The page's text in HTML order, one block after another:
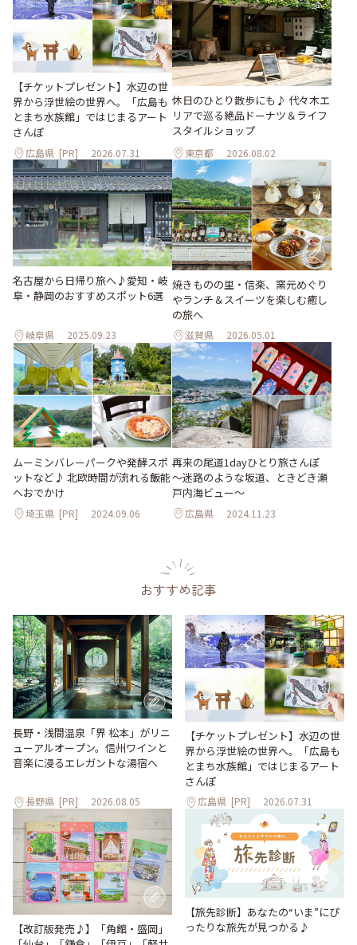
【チケットプレゼント】水辺の世
界から浮世絵の世界へ。「広島も
とまち水族館」ではじまるアート
さんぽ
広島県 [PR] 2026.07.31
休日のひとり散歩にも♪ 代々木エ
リアで巡る絶品ドーナツ＆ライフ
スタイルショップ
東京都 2026.08.02
名古屋から日帰り旅へ♪愛知・岐
阜・静岡のおすすめスポット6選
岐阜県 2025.09.23
焼きものの里・信楽、窯元めぐり
やランチ＆スイーツを楽しむ癒し
の旅へ
滋賀県 2026.05.01
ムーミンバレーパークや発酵スポ
ットなど♪ 北欧時間が流れる飯能
へおでかけ
埼玉県 [PR] 2024.09.06
再来の尾道1dayひとり旅さんぽ
～迷路のような坂道、ときどき瀬
戸内海ビュー～
広島県 2024.11.23
おすすめ記事
長野・浅間温泉「界 松本」がリニ
ューアルオープン。信州ワインと
音楽に浸るエレガントな湯宿へ
長野県 [PR] 2026.08.05
【チケットプレゼント】水辺の世
界から浮世絵の世界へ。「広島も
とまち水族館」ではじまるアート
さんぽ
広島県 [PR] 2026.07.31
【改訂版発売♪】「角館・盛岡」
【旅先診断】あなたの“いま”にぴ
ったりな旅先が見つかる♪